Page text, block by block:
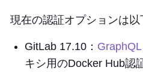
現在の認証オプションは以
GitLab 17.10：
キシ用のDocker Hub認